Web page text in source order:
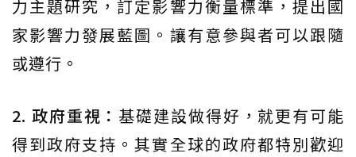
力主題研究，訂定影響力衡量標準，提出國
家影響力發展藍圖。讓有意參與者可以跟隨
或遵行。
2. 政府重視： 基礎建設做得好，就更有可能
得到政府支持。其實全球的政府都特別歡迎